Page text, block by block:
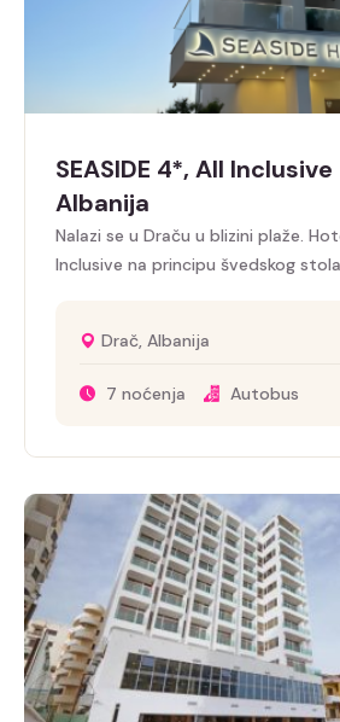
SEASIDE 4*, All
Albanija
Nalazi se u Draču u blizini plaže.
Inclusive na principu švedskog
Drač, Albanija
7 noćenja Autobus